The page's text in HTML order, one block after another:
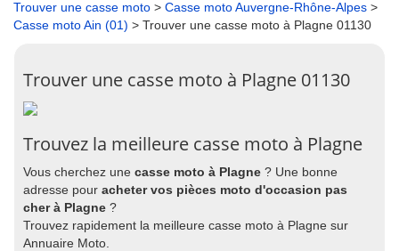
Trouver une casse moto > Casse moto Auvergne-Rhône-Alpes >
Casse moto Ain (01) > Trouver une casse moto à Plagne 01130
Trouver une casse moto à Plagne 01130
Trouvez la meilleure casse moto à Plagne
Vous cherchez une casse moto à Plagne ? Une bonne
adresse pour acheter vos pièces moto d'occasion pas
cher à Plagne ?
Trouvez rapidement la meilleure casse moto à Plagne sur
Annuaire Moto.